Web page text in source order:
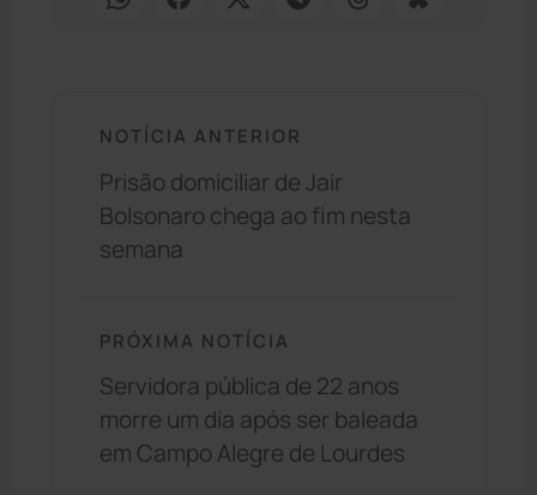
NOTÍCIA ANTERIOR
Prisão domiciliar de Jair
Bolsonaro chega ao fim nesta
semana
PRÓXIMA NOTÍCIA
Servidora pública de 22 anos
morre um dia após ser baleada
em Campo Alegre de Lourdes